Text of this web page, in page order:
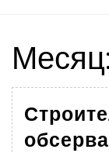
Месяц: